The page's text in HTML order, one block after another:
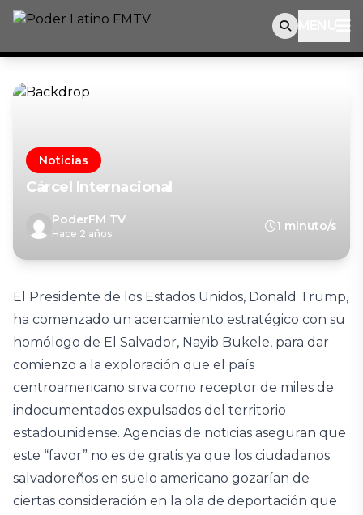
MENU
Noticias
Cárcel Internacional
PoderFM TV
Hace 2 años
1 minuto/s
El Presidente de los Estados Unidos, Donald Trump,
ha comenzado un acercamiento estratégico con su
homólogo de El Salvador, Nayib Bukele, para dar
comienzo a la exploración que el país
centroamericano sirva como receptor de miles de
indocumentados expulsados del territorio
estadounidense. Agencias de noticias aseguran que
este “favor” no es de gratis ya que los ciudadanos
salvadoreños en suelo americano gozarían de
ciertas consideración en la ola de deportación que